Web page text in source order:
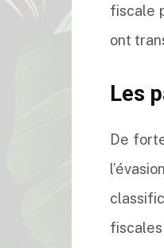
fiscale
ont
Les
De